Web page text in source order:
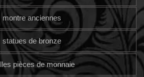
montre anciennes
statues de bronze
pièces de monnaie